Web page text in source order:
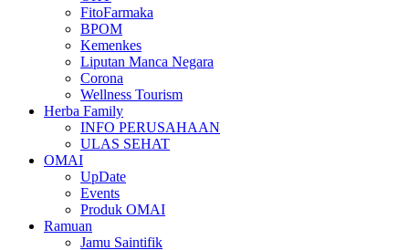
FitoFarmaka
BPOM
Kemenkes
Liputan Manca Negara
Corona
Wellness Tourism
Herba Family
INFO PERUSAHAAN
ULAS SEHAT
OMAI
UpDate
Events
Produk OMAI
Ramuan
Jamu Saintifik